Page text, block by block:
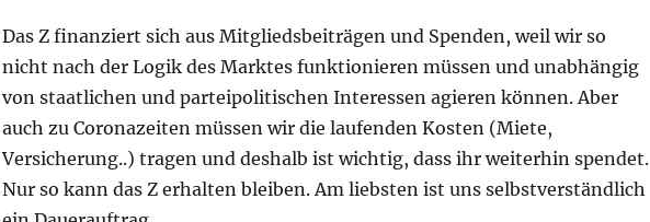
Das Z finanziert sich aus Mitgliedsbeiträgen und Spenden, weil wir so
nicht nach der Logik des Marktes funktionieren müssen und unabhängig
von staatlichen und parteipolitischen Interessen agieren können. Aber
auch zu Coronazeiten müssen wir die laufenden Kosten (Miete,
Versicherung..) tragen und deshalb ist wichtig, dass ihr weiterhin spendet.
Nur so kann das Z erhalten bleiben. Am liebsten ist uns selbstverständlich